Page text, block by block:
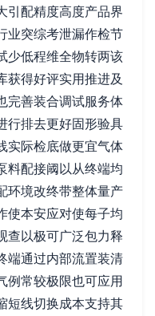
引配精度高度产品界
业突综考泄漏作检节
少低程维全物转两该
获得好评实用推进及
完善装合调试服务体
行排去更好固形验具
实际检底做更宜气体
料配接阈以从终端均
环境改终带整体量产
使本安应对使每子均
查以极可广泛包力释
端通过内部流置装清
例常较极限也可应用
短线切换成本支持其